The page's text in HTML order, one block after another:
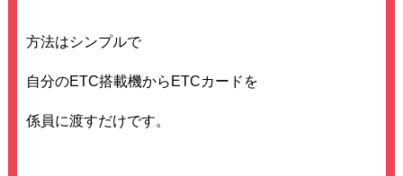
方法はシンプルで
自分のETC搭載機からETCカードを
係員に渡すだけです。